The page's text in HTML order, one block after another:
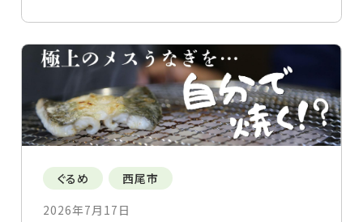
ぐるめ
西尾市
2026年7月17日